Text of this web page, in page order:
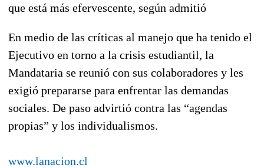
que está más efervescente, según admitió
En medio de las críticas al manejo que ha tenido el
Ejecutivo en torno a la crisis estudiantil, la
Mandataria se reunió con sus colaboradores y les
exigió prepararse para enfrentar las demandas
sociales. De paso advirtió contra las “agendas
propias” y los individualismos.
www.lanacion.cl